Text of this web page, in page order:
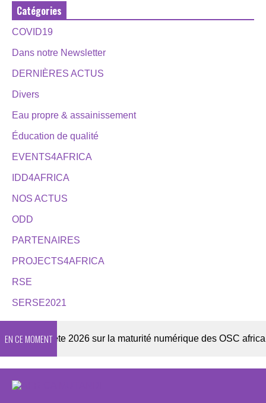
Catégories
COVID19
Dans notre Newsletter
DERNIÈRES ACTUS
Divers
Eau propre & assainissement
Éducation de qualité
EVENTS4AFRICA
IDD4AFRICA
NOS ACTUS
ODD
PARTENAIRES
PROJECTS4AFRICA
RSE
SERSE2021
EN CE MOMENT
2026 sur la maturité numérique des OSC africaines